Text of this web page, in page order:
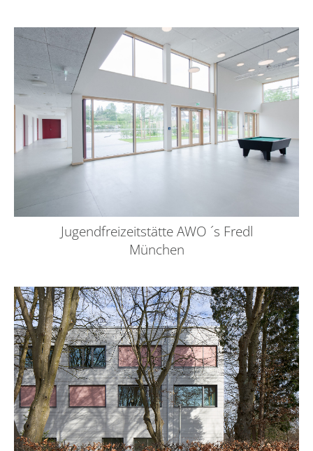
Jugendfreizeitstätte AWO ´s Fredl
München